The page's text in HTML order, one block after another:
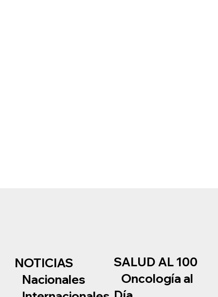
NOTICIAS
Nacionales
SALUD AL 100
Oncología al